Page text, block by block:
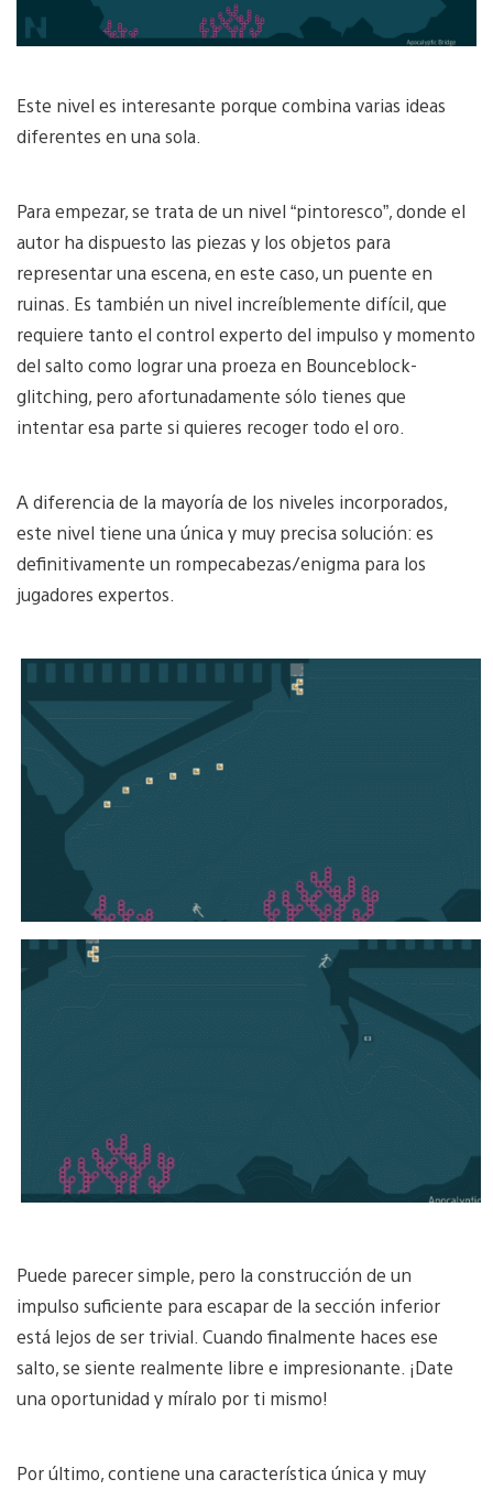
Este nivel es interesante porque combina varias ideas
diferentes en una sola.
Para empezar, se trata de un nivel “pintoresco”, donde el
autor ha dispuesto las piezas y los objetos para
representar una escena, en este caso, un puente en
ruinas. Es también un nivel increíblemente difícil, que
requiere tanto el control experto del impulso y momento
del salto como lograr una proeza en Bounceblock-
glitching, pero afortunadamente sólo tienes que
intentar esa parte si quieres recoger todo el oro.
A diferencia de la mayoría de los niveles incorporados,
este nivel tiene una única y muy precisa solución: es
definitivamente un rompecabezas/enigma para los
jugadores expertos.
Puede parecer simple, pero la construcción de un
impulso suficiente para escapar de la sección inferior
está lejos de ser trivial. Cuando finalmente haces ese
salto, se siente realmente libre e impresionante. ¡Date
una oportunidad y míralo por ti mismo!
Por último, contiene una característica única y muy